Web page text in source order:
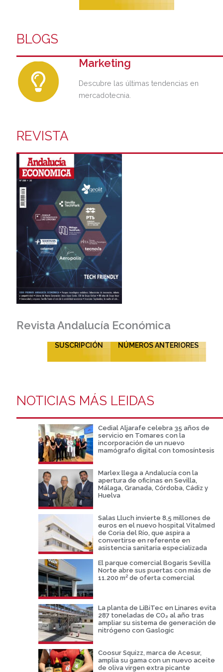
BLOGS
Marketing
Descubre las últimas tendencias en
mercadotecnia.
REVISTA
Revista Andalucía Económica
SUSCRIPCIÓN NÚMEROS ANTERIORES
NOTICIAS MÁS LEIDAS
Cedial Aljarafe celebra 35 años de
servicio en Tomares con la
incorporación de un nuevo
mamógrafo digital con tomosíntesis
Marlex llega a Andalucía con la
apertura de oficinas en Sevilla,
Málaga, Granada, Córdoba, Cádiz y
Huelva
Salas Lluch invierte 8,5 millones de
euros en el nuevo hospital Vitalmed
de Coria del Río, que aspira a
convertirse en referente en
asistencia sanitaria especializada
El parque comercial Bogaris Sevilla
Norte abre sus puertas con más de
11.200 m² de oferta comercial
La planta de LiBiTec en Linares evita
287 toneladas de CO₂ al año tras
ampliar su sistema de generación de
nitrógeno con Gaslogic
Coosur Squizz, marca de Acesur,
amplia su gama con un nuevo aceite
de oliva virgen extra picante